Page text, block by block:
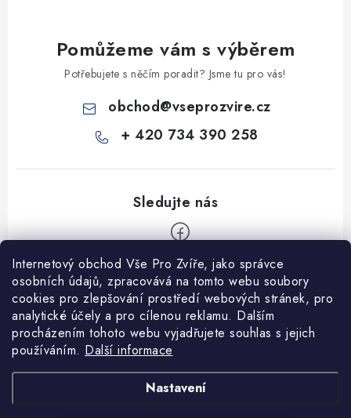
Internetový obchod Vše Pro Zvíře, jako správce
osobních údajů, zpracovává na tomto webu soubory
cookies pro zlepšování prostředí webových stránek, pro
analytické účely a pro cílenou reklamu. Dalším
procházením tohoto webu vyjadřujete souhlas s jejich
používáním. Další informace
Nastavení
Pomůžeme vám s výběrem
Potřebujete s něčím poradit? Jsme tu pro vás!
obchod@vseprozvire.cz
+ 420 734 390 258
Informace pro Vás
Ceník dopravy
Kontakty
Obchodní podmínky
Heuréka recenze